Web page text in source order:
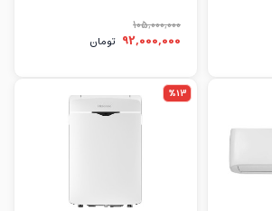
105,000,000
92,000,000 تومان
%13